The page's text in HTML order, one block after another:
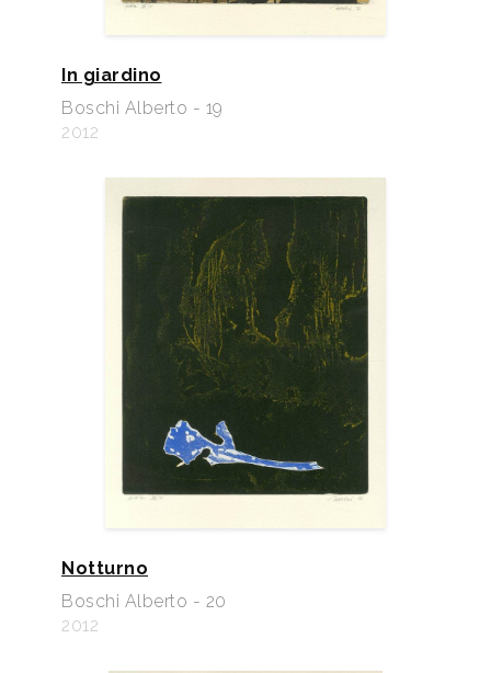
In giardino
Boschi Alberto - 19
2012
Notturno
Boschi Alberto - 20
2012